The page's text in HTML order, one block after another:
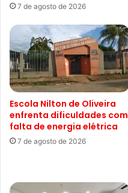
7 de agosto de 2026
Escola Nilton de Oliveira
enfrenta dificuldades com
falta de energia elétrica
7 de agosto de 2026